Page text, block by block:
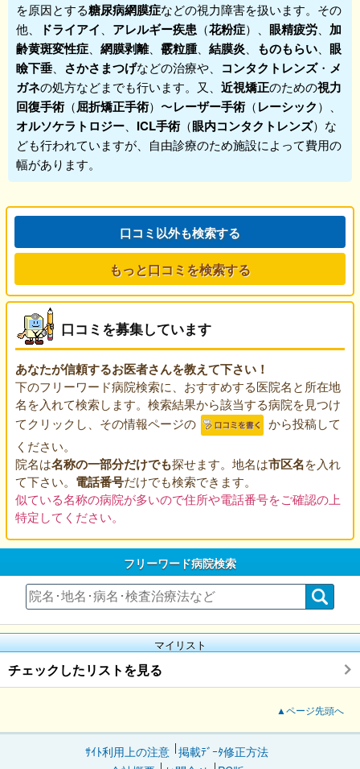
を原因とする糖尿病網膜症などの視力障害を扱います。その
他、
ドライアイ アレルギー疾患 （花粉症）、 眼精疲労
加
齢黄斑変性症
網膜剥離、 霰粒腫、 結膜炎 ものもらい
眼
瞼下垂
さかさまつげなどの治療や、 コンタクトレンズ・ メ
ガネの処方などまでも行います。又、 近視矯正のための視力
回復手術（屈折矯正手術）〜レーザー手術（レーシック）、
オルソケラトロジー ICL手術（眼内コンタクトレンズ）な
ども行われていますが、自由診療のため施設によって費用の
幅があります。
口コミ以外も検索する
もっと口コミを検索する
口コミを募集しています
あなたが信頼するお医者さんを教えて下さい！
下のフリーワード病院検索に、おすすめする医院名と所在地
名を入れて検索します。検索結果から該当する病院を見つけ
てクリックし、その情報ページの
から投稿して
ください。
院名は名称の一部分だけでも探せます。地名は市区名を入れ
て下さい。 電話番号だけでも検索できます。
似ている名称の病院が多いので住所や電話番号をご確認の上
特定してください。
フリーワード病院検索
マイリスト
チェックしたリストを見る
▲ページ先頭へ
ｻｲﾄ利用上の注意 掲載ﾃﾞｰﾀ修正方法